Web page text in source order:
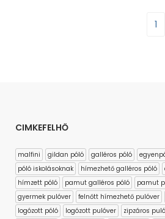
1
CIMKEFELHŐ
malfini gildan póló galléros póló
póló iskolásoknak
hímezhető galléros póló
hímzett póló
pamut galléros póló pamut
gyermek pulóver
felnőtt hímezhető pulóver
logózott póló
logózott pulóver zipzáros